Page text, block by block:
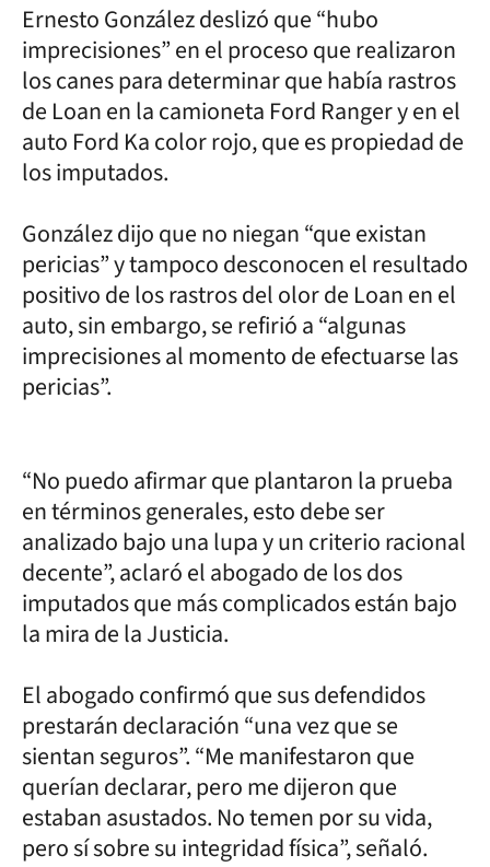
Ernesto González deslizó que “hubo
imprecisiones” en el proceso que realizaron
los canes para determinar que había rastros
de Loan en la camioneta Ford Ranger y en el
auto Ford Ka color rojo, que es propiedad de
los imputados.
González dijo que no niegan “que existan
pericias” y tampoco desconocen el resultado
positivo de los rastros del olor de Loan en el
auto, sin embargo, se refirió a “algunas
imprecisiones al momento de efectuarse las
pericias”.
“No puedo afirmar que plantaron la prueba
en términos generales, esto debe ser
analizado bajo una lupa y un criterio racional
decente”, aclaró el abogado de los dos
imputados que más complicados están bajo
la mira de la Justicia.
El abogado confirmó que sus defendidos
prestarán declaración “una vez que se
sientan seguros”. “Me manifestaron que
querían declarar, pero me dijeron que
estaban asustados. No temen por su vida,
pero sí sobre su integridad física”, señaló.